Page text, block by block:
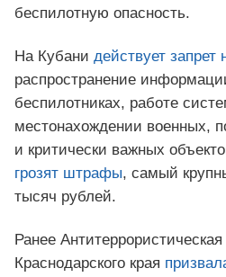
беспилотную опасность.
На Кубани действует запрет
распространение
беспилотниках, работе
местонахождении военных,
и критически важных
грозят штрафы, самый
тысяч рублей.
Ранее
Краснодарского края